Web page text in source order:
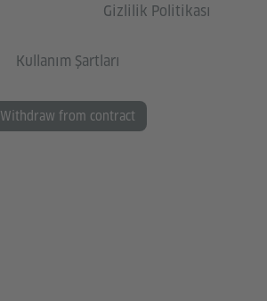
Gizlilik Politikası
Kullanım Şartları
Withdraw from contract